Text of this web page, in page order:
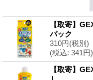
【取寄】
パック
310円(税別)
(税込: 341円)
【取寄】